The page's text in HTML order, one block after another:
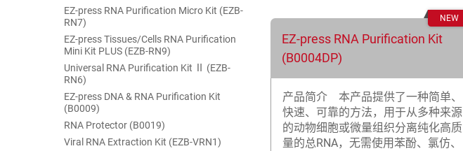
EZ-press RNA Purification Micro Kit (EZB-
RN7)
EZ-press Tissues/Cells RNA Purification
Mini Kit PLUS (EZB-RN9)
Universal RNA Purification Kit Ⅱ (EZB-
RN6)
EZ-press DNA & RNA Purification Kit
(B0009)
RNA Protector (B0019)
Viral RNA Extraction Kit (EZB-VRN1)
EZ-press RNA Purification Kit
(B0004DP)
产品简介 本产品提供了一种简单、
快速、可靠的方法，用于从多种来源
的动物细胞或微量组织分离纯化高质
量的总RNA，无需使用苯酚、氯仿、